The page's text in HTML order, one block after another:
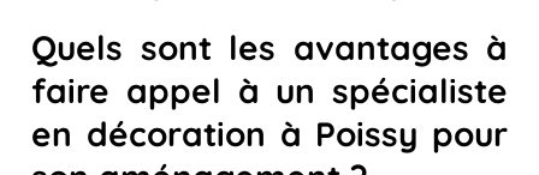
Quels sont les avantages à
faire appel à un spécialiste
en décoration à Poissy pour